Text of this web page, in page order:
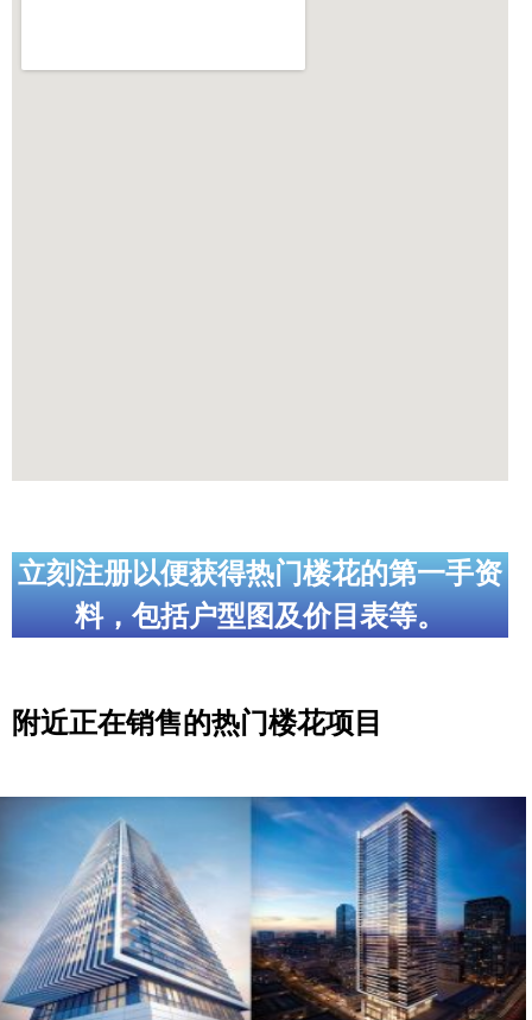
立刻注册以便获得热门楼花的第一手资
料，包括户型图及价目表等。
附近正在销售的热门楼花项目